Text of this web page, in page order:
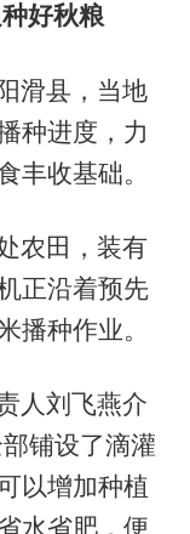
好秋粮
滑县，当地
种进度，力
丰收基础。
农田，装有
正沿着预先
播种作业。
人刘飞燕介
铺设了滴灌
以增加种植
水省肥，便